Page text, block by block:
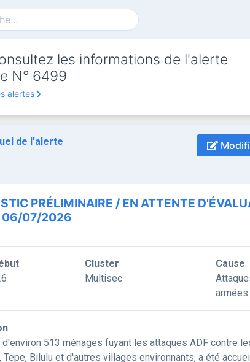
les informations de l'alerte
N° 6499
alertes
de l'alerte
PRÉLIMINAIRE / EN ATTENTE
06/07/2026
Cluster
Multisec
Cause
armées
513 ménages fuyant les attaques ADF contre
Tepe, Bilulu et d'autres villages environnants, a été